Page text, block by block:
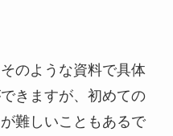
のような資料で具体
きますが、初めての
難しいこともあるで